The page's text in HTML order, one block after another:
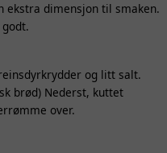
ekstra dimensjon til smaken.
og litt salt.
brød) Nederst, kuttet
over.